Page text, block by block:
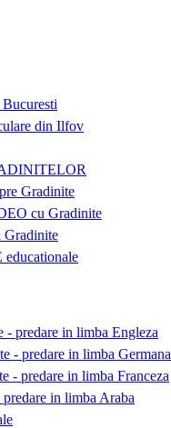
din Ilfov
Gradinite
cu Gradinite
- predare in limba Engleza
- predare in limba Germana
- predare in limba Franceza
in limba Araba